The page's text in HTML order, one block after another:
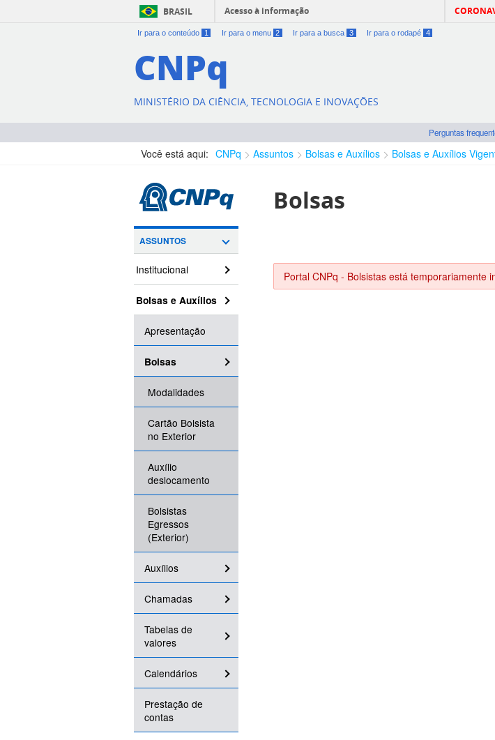
BRASIL Acesso à informação
Ir para o conteúdo 1 Ir para o menu 2 Ir para a busca 3 Ir para o rodapé 4
CNPq
MINISTÉRIO DA CIÊNCIA, TECNOLOGIA E INOVAÇÕES
Perguntas
Você está aqui: CNPq Assuntos Bolsas e Auxílios Bolsas e Auxílios
ASSUNTOS
Institucional
Bolsas e Auxílios
Apresentação
Bolsas
Modalidades
Cartão Bolsista
no Exterior
Auxílio
deslocamento
Bolsistas
Egressos
(Exterior)
Auxílios
Chamadas
Tabelas de
valores
Calendários
Prestação de
contas
Bolsas
Portal CNPq - Bolsistas está temporariamente